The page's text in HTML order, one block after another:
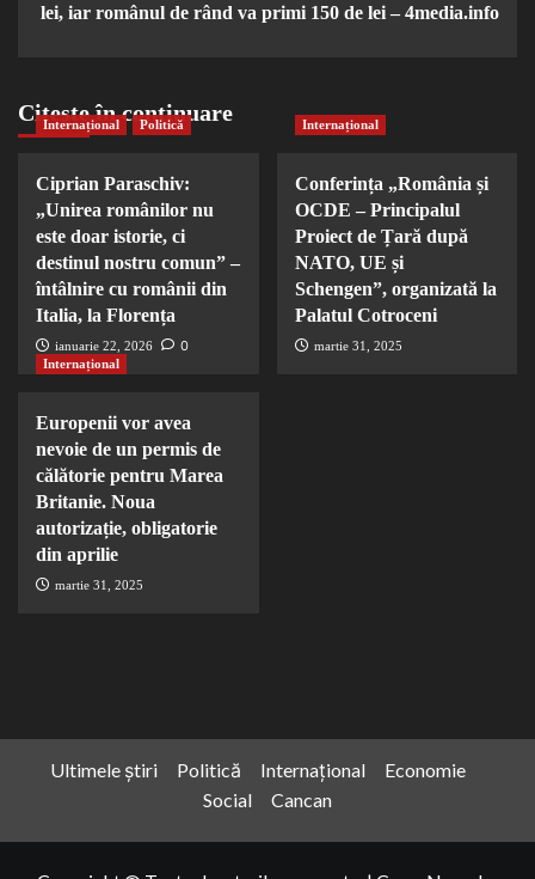
lei, iar românul de rând va primi 150 de lei – 4media.info
Citește în continuare
Internațional Politică
Ciprian Paraschiv:
„Unirea românilor nu
este doar istorie, ci
destinul nostru comun” –
întâlnire cu românii din
Italia, la Florența
ianuarie 22, 2026 0
Internațional
Conferința „România și
OCDE – Principalul
Proiect de Țară după
NATO, UE și
Schengen”, organizată la
Palatul Cotroceni
martie 31, 2025
Internațional
Europenii vor avea
nevoie de un permis de
călătorie pentru Marea
Britanie. Noua
autorizație, obligatorie
din aprilie
martie 31, 2025
Ultimele știri Politică Internațional
Economie
Social
Cancan